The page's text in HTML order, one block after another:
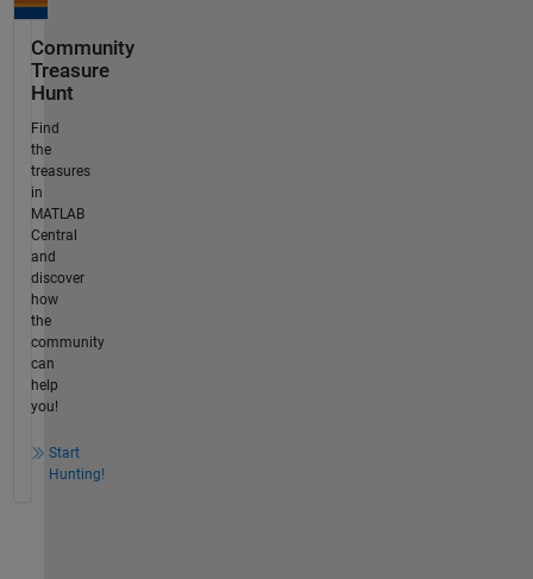
Community
Treasure
Hunt
Find
the
treasures
in
MATLAB
Central
and
discover
how
the
community
can
help
you!
Start
Hunting!